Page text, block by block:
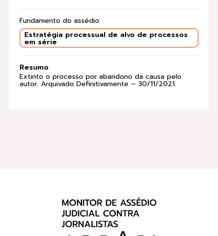
Fundamento do assédio
Estratégia processual de alvo de processos
em série
Resumo
Extinto o processo por abandono da causa pelo
autor. Arquivado Definitivamente – 30/11/2021.